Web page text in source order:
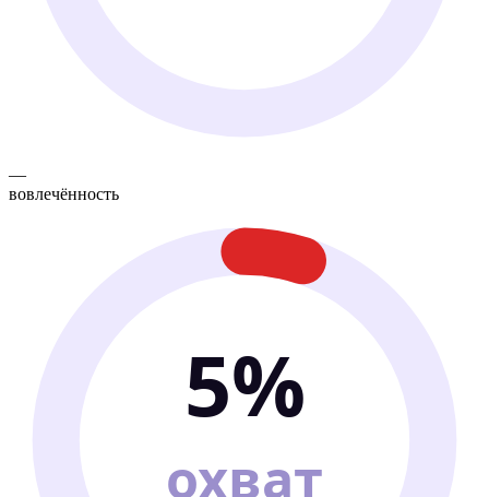
—
вовлечённость
5%
охват